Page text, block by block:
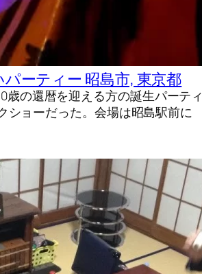
ーティー 昭島市, 東京都
歳の還暦を迎える方の誕生パーティ
ショーだった。会場は昭島駅前に